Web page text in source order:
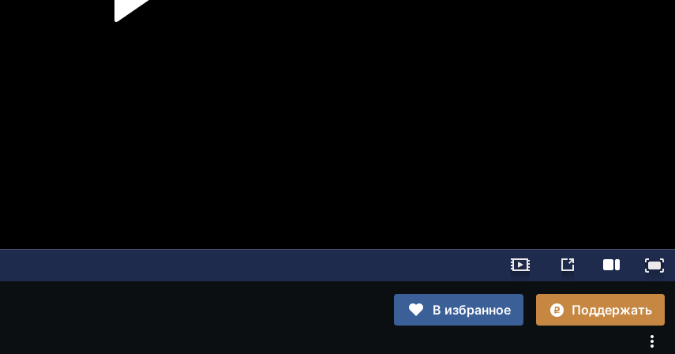
В избранное
Поддержать